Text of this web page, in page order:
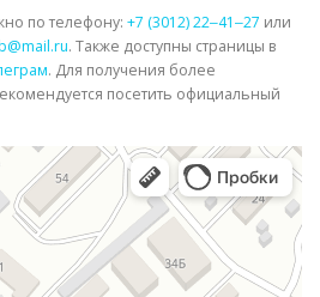
по телефону: +7 (3012) 22‒41‒27 или
. Также доступны страницы в
. Для получения более
посетить официальный